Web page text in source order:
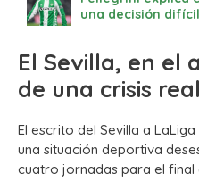
una decisión
El Sevilla, en el
de una crisis real
El escrito del Sevilla a
una situación deportiva
cuatro jornadas para el final